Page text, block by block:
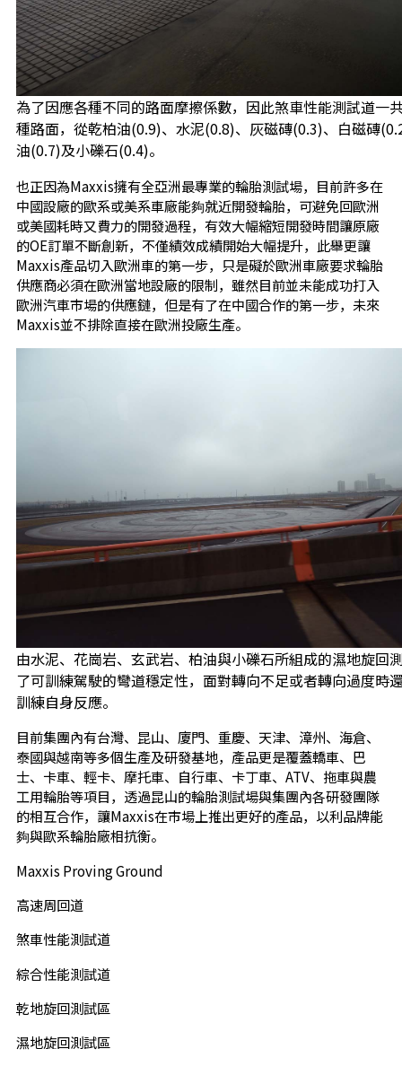
為了因應各種不同的路面摩擦係數，因此煞車性能測試道一
種路面，從乾柏油(0.9)、水泥(0.8)、灰磁磚(0.3)、白磁磚
油(0.7)及小礫石(0.4)。
也正因為Maxxis擁有全亞洲最專業的輪胎測試場，目前許多在
中國設廠的歐系或美系車廠能夠就近開發輪胎，可避免回歐洲
或美國耗時又費力的開發過程，有效大幅縮短開發時間讓原廠
的OE訂單不斷創新，不僅績效成績開始大幅提升，此舉更讓
Maxxis產品切入歐洲車的第一步，只是礙於歐洲車廠要求輪胎
供應商必須在歐洲當地設廠的限制，雖然目前並未能成功打入
歐洲汽車市場的供應鏈，但是有了在中國合作的第一步，未來
Maxxis並不排除直接在歐洲投廠生產。
由水泥、花崗岩、玄武岩、柏油與小礫石所組成的濕地旋回
了可訓練駕駛的彎道穩定性，面對轉向不足或者轉向過度時
訓練自身反應。
目前集團內有台灣、昆山、廈門、重慶、天津、漳州、海倉、
泰國與越南等多個生產及研發基地，產品更是覆蓋轎車、巴
士、卡車、輕卡、摩托車、自行車、卡丁車、ATV、拖車與農
工用輪胎等項目，透過昆山的輪胎測試場與集團內各研發團隊
的相互合作，讓Maxxis在市場上推出更好的產品，以利品牌能
夠與歐系輪胎廠相抗衡。
Maxxis Proving Ground
高速周回道
煞車性能測試道
綜合性能測試道
乾地旋回測試區
濕地旋回測試區